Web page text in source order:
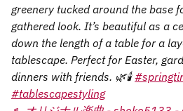
greenery tucked around the base
gathered look. It’s beautiful as a
down the length of a table for a
tablescape. Perfect for Easter,
dinners with friends. 🌿🕯️
#tablescapestyling